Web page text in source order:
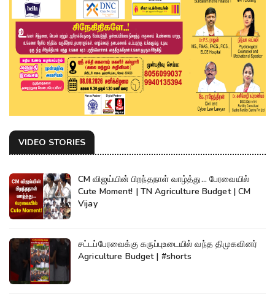
VIDEO STORIES
CM விஜய்யின் பிறந்தநாள் வாழ்த்து... பேரவையில்
Cute Moment! | TN Agriculture Budget | CM
Vijay
சட்டப்பேரவைக்கு கருப்புஉடையில் வந்த திமுகவினர்
Agriculture Budget | #shorts